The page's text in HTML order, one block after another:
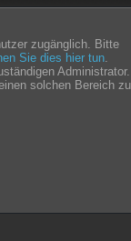
zugänglich. Bitte
Sie dies hier tun.
Administrator.
solchen Bereich zu